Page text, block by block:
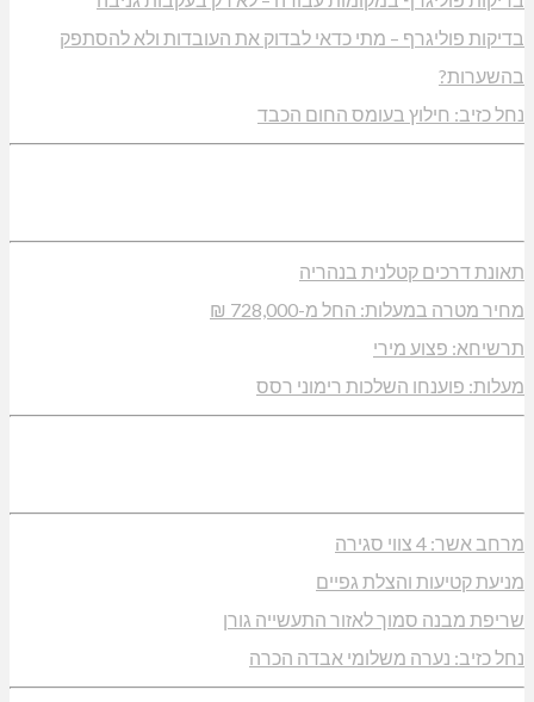
בדיקות פוליגרף – מתי כדאי לבדוק את העובדות ולא להסתפק
בהשערות?
נחל כזיב: חילוץ בעומס החום הכבד
תאונת דרכים קטלנית בנהריה
מחיר מטרה במעלות: החל מ-728,000 ₪
תרשיחא: פצוע מירי
מעלות: פוענחו השלכות רימוני רסס
מרחב אשר: 4 צווי סגירה
מניעת קטיעות והצלת גפיים
שריפת מבנה סמוך לאזור התעשייה גורן
נחל כזיב: נערה משלומי אבדה הכרה